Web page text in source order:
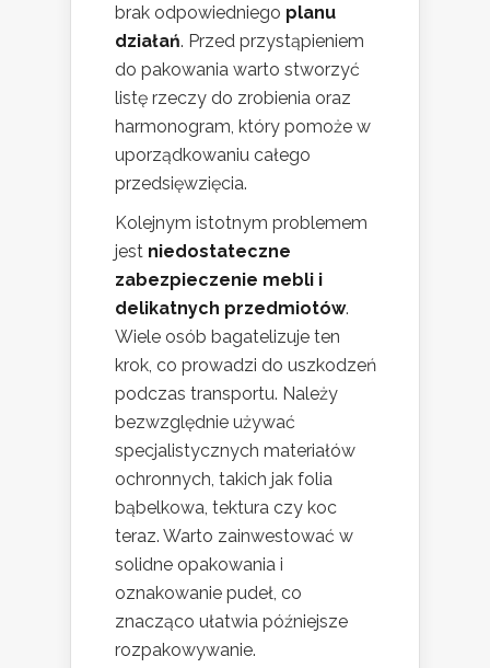
brak odpowiedniego planu
działań. Przed przystąpieniem
do pakowania warto stworzyć
listę rzeczy do zrobienia oraz
harmonogram, który pomoże w
uporządkowaniu całego
przedsięwzięcia.
Kolejnym istotnym problemem
jest niedostateczne
zabezpieczenie mebli i
delikatnych przedmiotów.
Wiele osób bagatelizuje ten
krok, co prowadzi do uszkodzeń
podczas transportu. Należy
bezwzględnie używać
specjalistycznych materiałów
ochronnych, takich jak folia
bąbelkowa, tektura czy koc
teraz. Warto zainwestować w
solidne opakowania i
oznakowanie pudeł, co
znacząco ułatwia późniejsze
rozpakowywanie.